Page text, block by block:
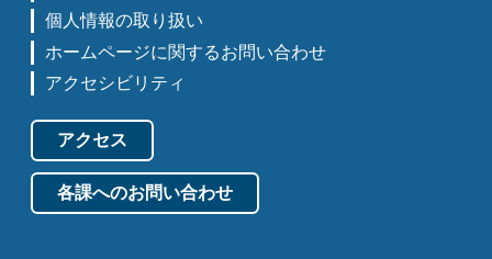
個人情報の取り扱い
ホームページに関するお問い合わせ
アクセシビリティ
アクセス
各課へのお問い合わせ